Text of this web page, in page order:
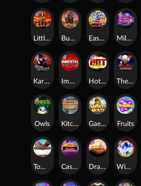
Casino Win Spin
Hot Nudge
Little Bighorn
Dragon Tribe
Immortal Fruits
WiXX
Fruits
Buffalo Hunter
Tombstone
Owls
Milky Ways
Gaelic Gold
East Coast Vs West Coast
The Creepy Carnival
Kitchen Drama: Sushi Mania
Karen Maneater